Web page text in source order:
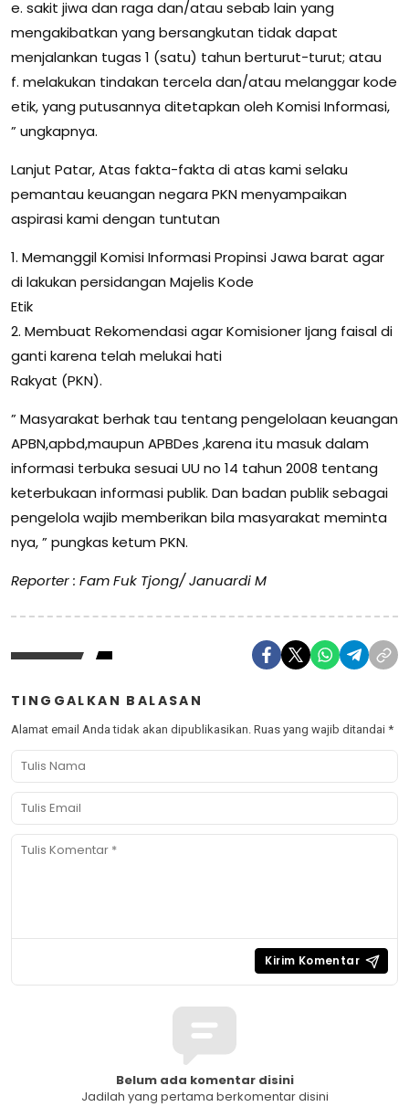
e. sakit jiwa dan raga dan/atau sebab lain yang
mengakibatkan yang bersangkutan tidak dapat
menjalankan tugas 1 (satu) tahun berturut-turut; atau
f. melakukan tindakan tercela dan/atau melanggar kode
etik, yang putusannya ditetapkan oleh Komisi Informasi,
” ungkapnya.
Lanjut Patar, Atas fakta-fakta di atas kami selaku
pemantau keuangan negara PKN menyampaikan
aspirasi kami dengan tuntutan
1. Memanggil Komisi Informasi Propinsi Jawa barat agar
di lakukan persidangan Majelis Kode
Etik
2. Membuat Rekomendasi agar Komisioner Ijang faisal di
ganti karena telah melukai hati
Rakyat (PKN).
” Masyarakat berhak tau tentang pengelolaan keuangan
APBN,apbd,maupun APBDes ,karena itu masuk dalam
informasi terbuka sesuai UU no 14 tahun 2008 tentang
keterbukaan informasi publik. Dan badan publik sebagai
pengelola wajib memberikan bila masyarakat meminta
nya, ” pungkas ketum PKN.
Reporter : Fam Fuk Tjong/ Januardi M
TINGGALKAN BALASAN
Alamat email Anda tidak akan dipublikasikan. Ruas yang wajib ditandai *
Belum ada komentar disini
Jadilah yang pertama berkomentar disini